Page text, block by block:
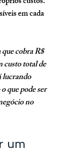
em cada
cobra R$
custo total de
lucrando
que pode ser
no
um